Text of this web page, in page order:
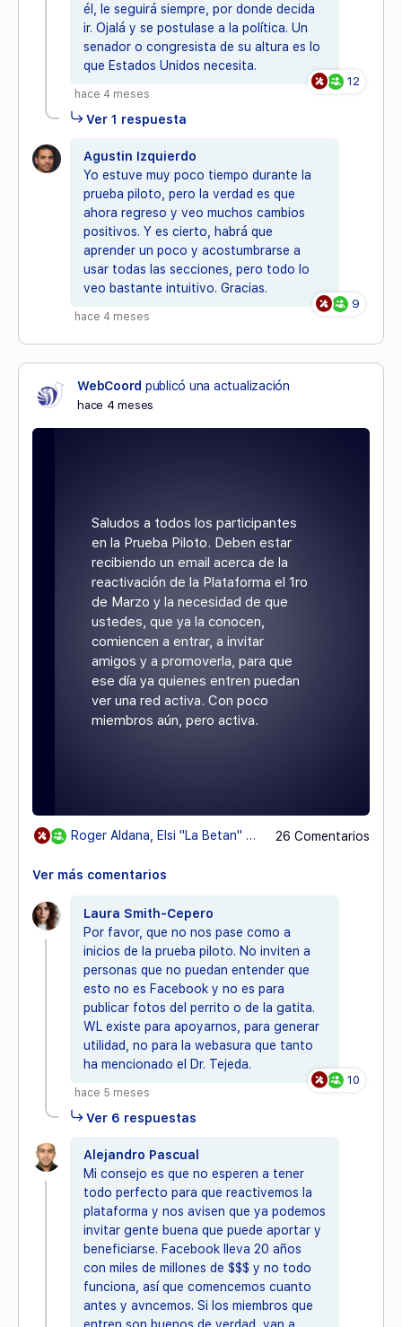
él, le seguirá siempre, por donde decida
ir. Ojalá y se postulase a la política. Un
senador o congresista de su altura es lo
que Estados Unidos necesita.
12
hace 4 meses
Ver 1 respuesta
Agustin Izquierdo
Yo estuve muy poco tiempo durante la
prueba piloto, pero la verdad es que
ahora regreso y veo muchos cambios
positivos. Y es cierto, habrá que
aprender un poco y acostumbrarse a
usar todas las secciones, pero todo lo
veo bastante intuitivo. Gracias.
9
hace 4 meses
WebCoord publicó una actualización
hace 4 meses
Saludos a todos los participantes
en la Prueba Piloto. Deben estar
recibiendo un email acerca de la
reactivación de la Plataforma el 1ro
de Marzo y la necesidad de que
ustedes, que ya la conocen,
comiencen a entrar, a invitar
amigos y a promoverla, para que
ese día ya quienes entren puedan
ver una red activa. Con poco
miembros aún, pero activa.
Roger Aldana, Elsi "La Betan" Betancourty24 otros 26 Comentarios
Ver más comentarios
Laura Smith-Cepero
Por favor, que no nos pase como a
inicios de la prueba piloto. No inviten a
personas que no puedan entender que
esto no es Facebook y no es para
publicar fotos del perrito o de la gatita.
WL existe para apoyarnos, para generar
utilidad, no para la webasura que tanto
ha mencionado el Dr. Tejeda.
10
hace 5 meses
Ver 6 respuestas
Alejandro Pascual
Mi consejo es que no esperen a tener
todo perfecto para que reactivemos la
plataforma y nos avisen que ya podemos
invitar gente buena que puede aportar y
beneficiarse. Facebook lleva 20 años
con miles de millones de $$$ y no todo
funciona, así que comencemos cuanto
antes y avncemos. Si los miembros que